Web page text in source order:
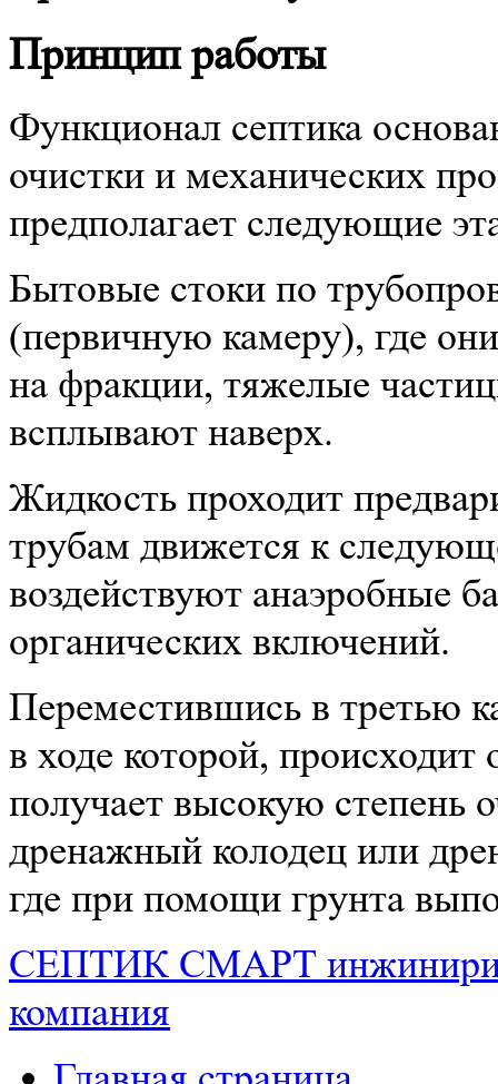
Принцип работы
Функционал септика
очистки и механических
предполагает следующие
Бытовые стоки по
(первичную камеру), где
на фракции, тяжелые
всплывают наверх.
Жидкость проходит
трубам движется к
воздействуют анаэробные
органических включений.
Переместившись в третью
в ходе которой,
получает высокую степень
дренажный колодец или
где при помощи грунта
СЕПТИК СМАРТ
компания